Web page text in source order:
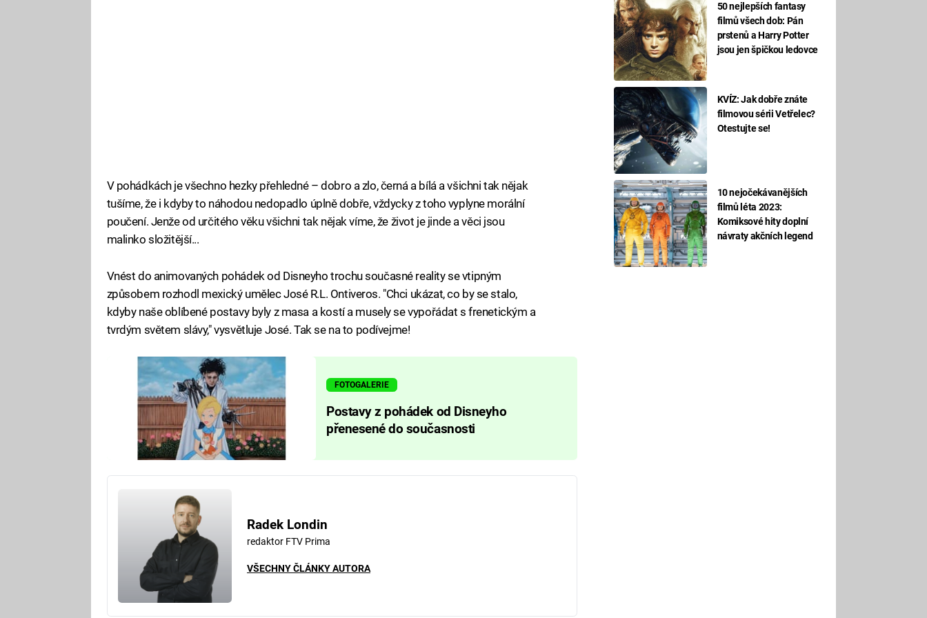
50 nejlepších fantasy
filmů všech dob: Pán
prstenů a Harry Potter
jsou jen špičkou ledovce
KVÍZ: Jak dobře znáte
filmovou sérii Vetřelec?
Otestujte se!
10 nejočekávanějších
filmů léta 2023:
Komiksové hity doplní
návraty akčních legend
V pohádkách je všechno hezky přehledné – dobro a zlo, černá a bílá a všichni tak nějak
tušíme, že i kdyby to náhodou nedopadlo úplně dobře, vždycky z toho vyplyne morální
poučení. Jenže od určitého věku všichni tak nějak víme, že život je jinde a věci jsou
malinko složitější...
Vnést do animovaných pohádek od Disneyho trochu současné reality se vtipným
způsobem rozhodl mexický umělec José R.L. Ontiveros. "Chci ukázat, co by se stalo,
kdyby naše oblíbené postavy byly z masa a kostí a musely se vypořádat s frenetickým a
tvrdým světem slávy," vysvětluje José. Tak se na to podívejme!
FOTOGALERIE
Postavy z pohádek od Disneyho
přenesené do současnosti
Radek Londin
redaktor FTV Prima
VŠECHNY ČLÁNKY AUTORA